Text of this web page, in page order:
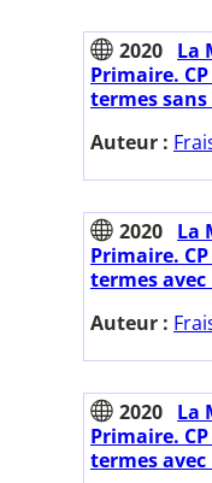
2020 La
Primaire.
termes
Auteur :
2020 La
Primaire.
termes
Auteur :
2020 La
Primaire.
termes